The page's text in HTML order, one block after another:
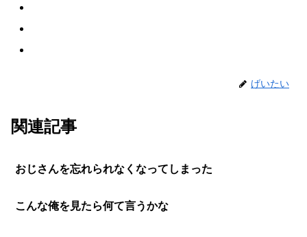
げいたい
関連記事
おじさんを忘れられなくなってしまった
こんな俺を見たら何て言うかな